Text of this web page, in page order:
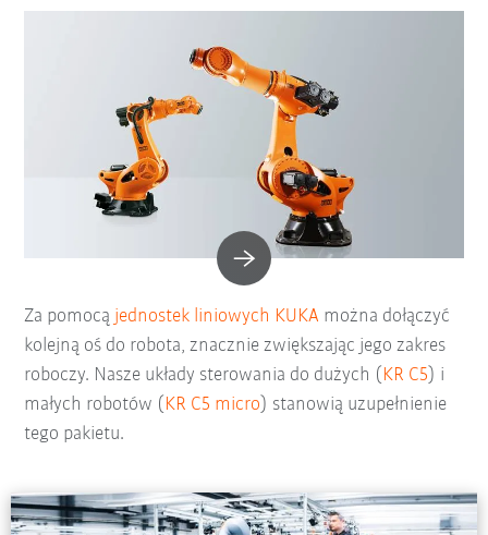
Za pomocą jednostek liniowych KUKA można dołączyć
kolejną oś do robota, znacznie zwiększając jego zakres
roboczy. Nasze układy sterowania do dużych ( KR C5) i
małych robotów ( KR C5 micro) stanowią uzupełnienie
tego pakietu.